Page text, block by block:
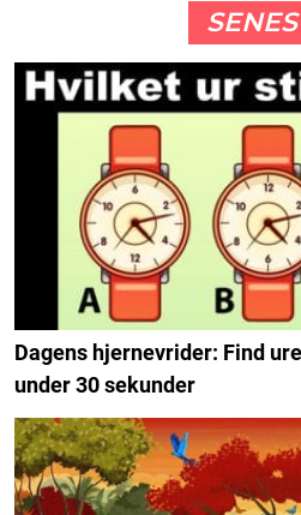
Dagens hjernevrider: Find
under 30 sekunder